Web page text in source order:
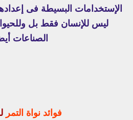
الإستخدامات البسيطة فى
ليس للإنسان فقط بل
الصناعات
فوائد نواة التمر